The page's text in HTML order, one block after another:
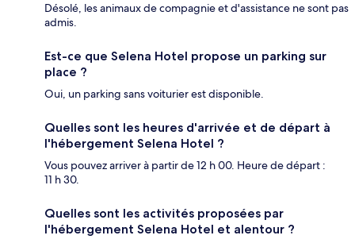
Désolé, les animaux de compagnie et d'assistance ne sont pas
admis.
Est-ce que Selena Hotel propose un parking sur
place ?
Oui, un parking sans voiturier est disponible.
Quelles sont les heures d'arrivée et de départ à
l'hébergement Selena Hotel ?
Vous pouvez arriver à partir de 12 h 00. Heure de départ :
11 h 30.
Quelles sont les activités proposées par
l'hébergement Selena Hotel et alentour ?